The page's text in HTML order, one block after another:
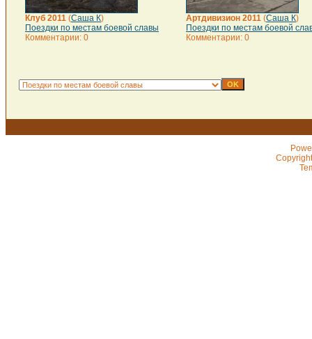
Клуб 2011 (Саша К)
Поездки по местам боевой славы
Комментарии: 0
Артдивизион 2011 (Саша К)
Поездки по местам боевой
Комментарии: 0